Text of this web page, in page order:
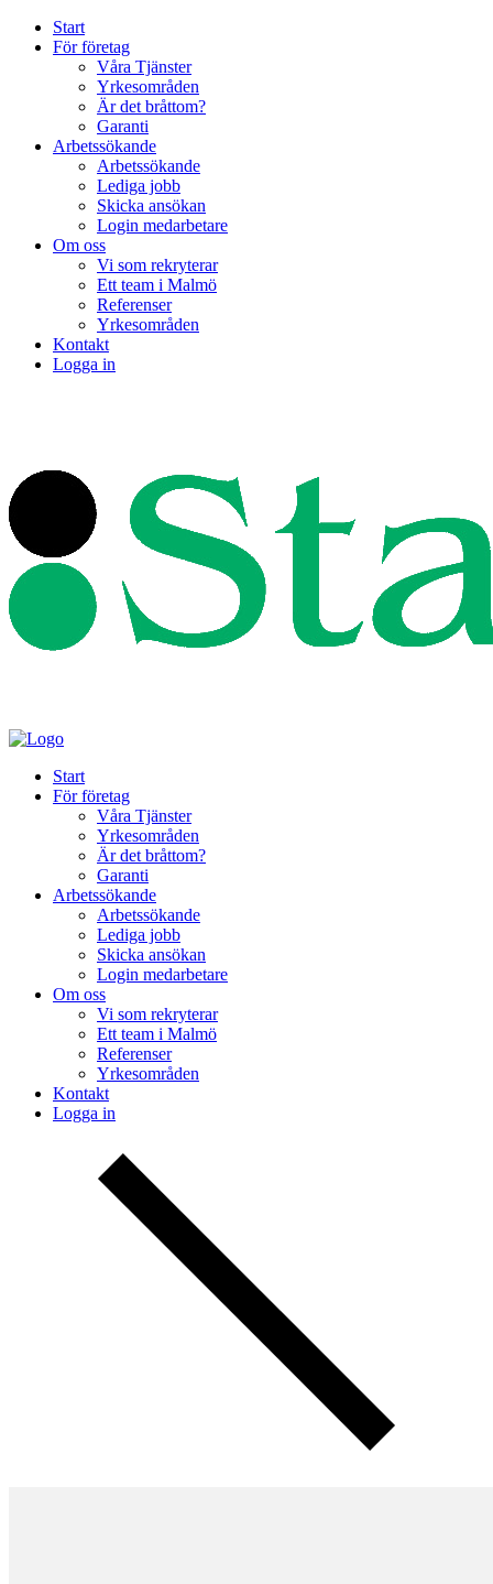
Start
För företag
Våra Tjänster
Yrkesområden
Är det bråttom?
Garanti
Arbetssökande
Arbetssökande
Lediga jobb
Skicka ansökan
Login medarbetare
Om oss
Vi som rekryterar
Ett team i Malmö
Referenser
Yrkesområden
Kontakt
Logga in
Start
För företag
Våra Tjänster
Yrkesområden
Är det bråttom?
Garanti
Arbetssökande
Arbetssökande
Lediga jobb
Skicka ansökan
Login medarbetare
Om oss
Vi som rekryterar
Ett team i Malmö
Referenser
Yrkesområden
Kontakt
Logga in